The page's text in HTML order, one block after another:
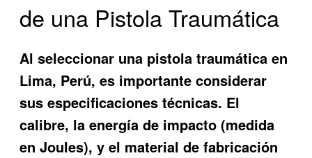
de una Pistola Traumática
Al seleccionar una pistola traumática en
Lima, Perú, es importante considerar
sus especificaciones técnicas. El
calibre, la energía de impacto (medida
en Joules), y el material de fabricación